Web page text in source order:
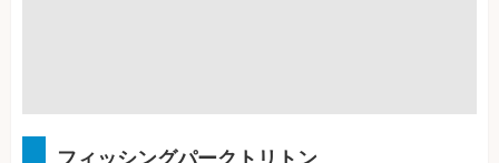
フィッシングパークトリトン